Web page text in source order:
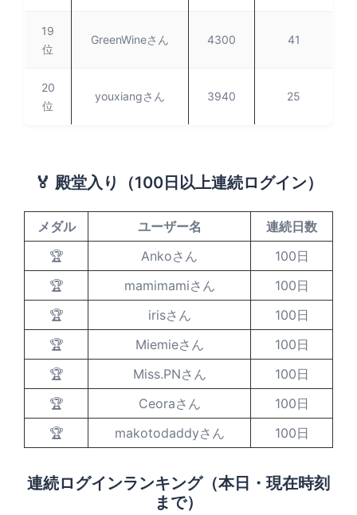
19
位
GreenWineさん 4300 41
20
位
youxiangさん 3940 25
🏅 殿堂入り（100日以上連続ログイン）
メダル ユーザー名
連続日数
🏆
Ankoさん
100日
🏆
mamimamiさん
100日
🏆
irisさん
100日
🏆
Miemieさん
100日
🏆
Miss.PNさん
100日
🏆
Ceoraさん
100日
🏆
makotodaddyさん 100日
連続ログインランキング（本日・現在時刻
まで）